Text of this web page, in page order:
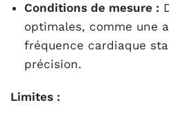
Conditions de mesure :
optimales, comme une
fréquence cardiaque
précision.
Limites :